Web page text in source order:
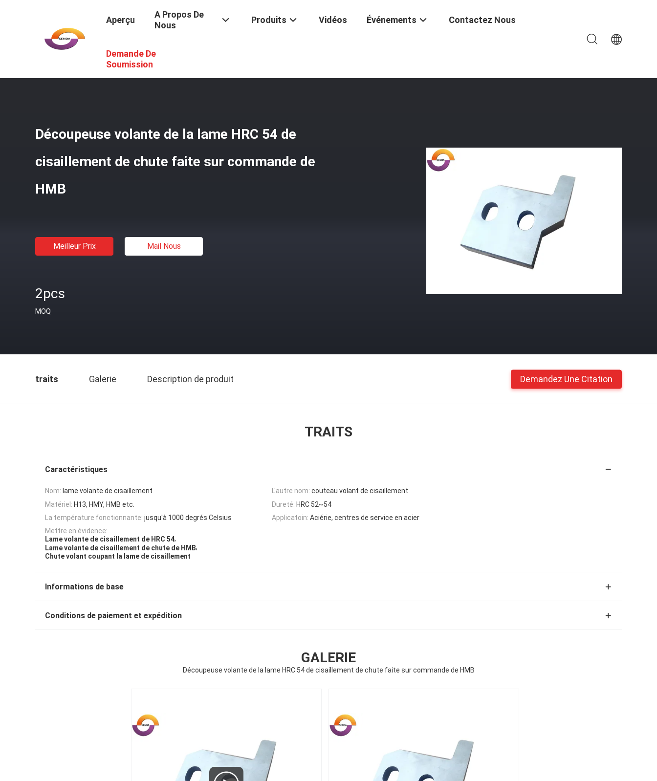
Aperçu
A Propos De
Nous
Produits Vidéos Événements Contactez Nous
Demande De
Soumission
Lame Volante De Cisaillement
Découpeuse volante de la lame HRC 54 de
cisaillement de chute faite sur commande de
HMB
Meilleur Prix Mail Nous
2pcs
MOQ
traits Galerie Description de produit Demandez Une Citation
TRAITS
Caractéristiques
Nom: lame volante de cisaillement L'autre nom: couteau volant de cisaillement
Matériel: H13, HMY, HMB etc. Dureté: HRC 52~54
La température fonctionnante: jusqu'à 1000 degrés Celsius Applicatoin: Aciérie, centres de service en acier
Mettre en évidence:
Lame volante de cisaillement de HRC 54,
Lame volante de cisaillement de chute de HMB,
Chute volant coupant la lame de cisaillement
Informations de base
Conditions de paiement et expédition
GALERIE
Découpeuse volante de la lame HRC 54 de cisaillement de chute faite sur commande de HMB